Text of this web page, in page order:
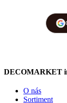
výrobou. Cena bola primeraná
náročnosti
Montážnici
Všetko sa
DECOMARKET
O nás
Sortiment